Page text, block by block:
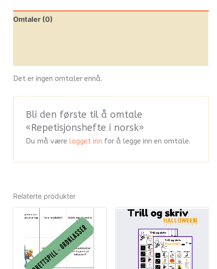
Omtaler (0)
Det er ingen omtaler ennå.
Bli den første til å omtale
«Repetisjonshefte i norsk»
Du må være logget inn for å legge inn en omtale.
Relaterte produkter